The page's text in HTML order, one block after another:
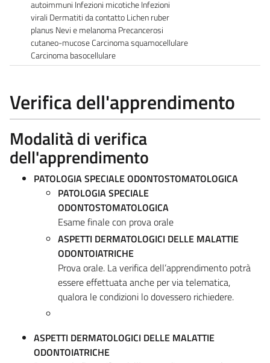
autoimmuni Infezioni micotiche Infezioni
virali Dermatiti da contatto Lichen ruber
planus Nevi e melanoma Precancerosi
cutaneo-mucose Carcinoma squamocellulare
Carcinoma basocellulare
Verifica dell'apprendimento
Modalità di verifica
dell'apprendimento
PATOLOGIA SPECIALE ODONTOSTOMATOLOGICA
PATOLOGIA SPECIALE
ODONTOSTOMATOLOGICA
Esame finale con prova orale
ASPETTI DERMATOLOGICI DELLE MALATTIE
ODONTOIATRICHE
Prova orale. La verifica dell’apprendimento potrà
essere effettuata anche per via telematica,
qualora le condizioni lo dovessero richiedere.
ASPETTI DERMATOLOGICI DELLE MALATTIE
ODONTOIATRICHE